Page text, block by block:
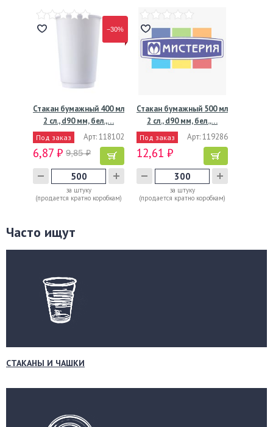
−30%
Стакан бумажный 400 мл
2 сл., d90 мм, бел.,…
Под заказ Арт: 118102
6,87 ₽ 9,85 ₽
за штуку
(продается кратно коробкам)
Стакан бумажный 500 мл
2 сл., d90 мм, бел.,…
Под заказ Арт: 119286
12,61 ₽
за штуку
(продается кратно коробкам)
Часто ищут
СТАКАНЫ И ЧАШКИ